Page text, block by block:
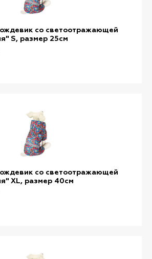
со светоотражающей
S, размер 25см
со светоотражающей
XL, размер 40см